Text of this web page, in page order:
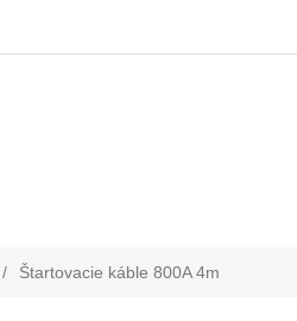
/ Štartovacie káble 800A 4m